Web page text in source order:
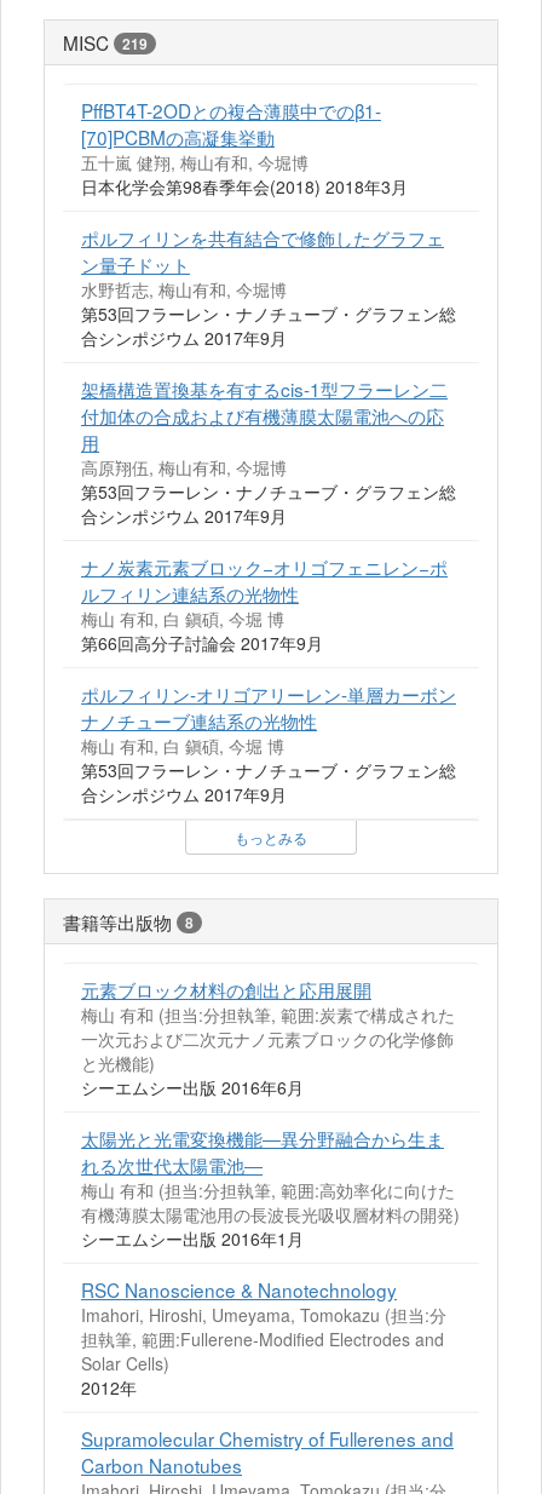
MISC 219
PffBT4T-2ODとの複合薄膜中でのβ1-
[70]PCBMの高凝集挙動
五十嵐 健翔, 梅山有和, 今堀博
日本化学会第98春季年会(2018) 2018年3月
ポルフィリンを共有結合で修飾したグラフェ
ン量子ドット
水野哲志, 梅山有和, 今堀博
第53回フラーレン・ナノチューブ・グラフェン総
合シンポジウム 2017年9月
架橋構造置換基を有するcis-1型フラーレン二
付加体の合成および有機薄膜太陽電池への応
用
高原翔伍, 梅山有和, 今堀博
第53回フラーレン・ナノチューブ・グラフェン総
合シンポジウム 2017年9月
ナノ炭素元素ブロック−オリゴフェニレン−ポ
ルフィリン連結系の光物性
梅山 有和, 白 鎭碩, 今堀 博
第66回高分子討論会 2017年9月
ポルフィリン-オリゴアリーレン-単層カーボン
ナノチューブ連結系の光物性
梅山 有和, 白 鎭碩, 今堀 博
第53回フラーレン・ナノチューブ・グラフェン総
合シンポジウム 2017年9月
もっとみる
書籍等出版物 8
元素ブロック材料の創出と応用展開
梅山 有和 (担当:分担執筆, 範囲:炭素で構成された
一次元および二次元ナノ元素ブロックの化学修飾
と光機能)
シーエムシー出版 2016年6月
太陽光と光電変換機能―異分野融合から生ま
れる次世代太陽電池―
梅山 有和 (担当:分担執筆, 範囲:高効率化に向けた
有機薄膜太陽電池用の長波長光吸収層材料の開発)
シーエムシー出版 2016年1月
RSC Nanoscience & Nanotechnology
Imahori, Hiroshi, Umeyama, Tomokazu (担当:分
担執筆, 範囲:Fullerene-Modified Electrodes and
Solar Cells)
2012年
Supramolecular Chemistry of Fullerenes and
Carbon Nanotubes